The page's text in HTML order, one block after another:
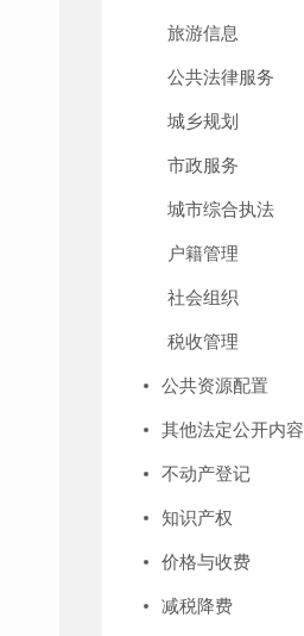
旅游信息
公共法律服务
城乡规划
市政服务
城市综合执法
户籍管理
社会组织
税收管理
公共资源配置
其他法定公开内容
不动产登记
知识产权
价格与收费
减税降费